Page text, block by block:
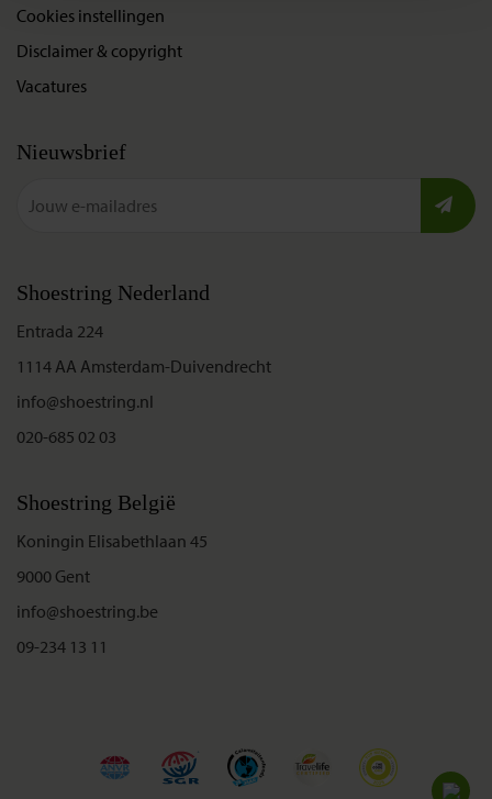
Cookies instellingen
Disclaimer & copyright
Vacatures
Nieuwsbrief
Shoestring Nederland
Entrada 224
1114 AA Amsterdam-Duivendrecht
info@shoestring.nl
020-685 02 03
Shoestring België
Koningin Elisabethlaan 45
9000 Gent
info@shoestring.be
09-234 13 11